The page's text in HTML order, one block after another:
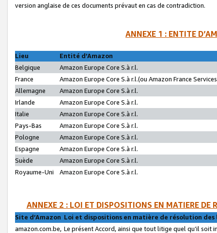
version anglaise de ces documents prévaut en cas de contradiction.
ANNEXE 1 : ENTITE
Lieu
Entité d’Amazon
Belgique
Amazon Europe Core S.à r.l.
France
Amazon Europe Core S.à r.l.(ou Amazon France
Allemagne
Amazon Europe Core S.à r.l.
Irlande
Amazon Europe Core S.à r.l.
Italie
Amazon Europe Core S.à r.l.
Pays-Bas
Amazon Europe Core S.à r.l.
Pologne
Amazon Europe Core S.à r.l.
Espagne
Amazon Europe Core S.à r.l.
Suède
Amazon Europe Core S.à r.l.
Royaume-Uni
Amazon Europe Core S.à r.l.
ANNEXE 2 : LOI ET DISPOSITIONS EN MATIERE DE
Site d’Amazon Loi et dispositions en matière de résolution
amazon.com.be, Le présent Accord, ainsi que tout litige quel qu’il soit